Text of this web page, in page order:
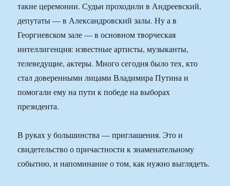
такие церемонии. Судьи проходили в Андреевский,
депутаты — в Александровский залы. Ну а в
Георгиевском зале — в основном творческая
интеллигенция: известные артисты, музыканты,
телеведущие, актеры. Много сегодня было тех, кто
стал доверенными лицами Владимира Путина и
помогали ему на пути к победе на выборах
президента.
В руках у большинства — приглашения. Это и
свидетельство о причастности к знаменательному
событию, и напоминание о том, как нужно выглядеть.